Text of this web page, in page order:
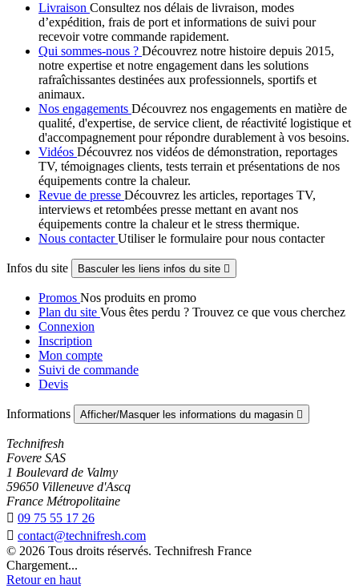
Livraison Consultez nos délais de livraison, modes
d’expédition, frais de port et informations de suivi pour
recevoir votre commande rapidement.
Qui sommes-nous ? Découvrez notre histoire depuis 2015,
notre expertise et notre engagement dans les solutions
rafraîchissantes destinées aux professionnels, sportifs et
animaux.
Nos engagements Découvrez nos engagements en matière de
qualité, d'expertise, de service client, de réactivité logistique et
d'accompagnement pour répondre durablement à vos besoins.
Vidéos Découvrez nos vidéos de démonstration, reportages
TV, témoignages clients, tests terrain et présentations de nos
équipements contre la chaleur.
Revue de presse Découvrez les articles, reportages TV,
interviews et retombées presse mettant en avant nos
équipements contre la chaleur et le stress thermique.
Nous contacterUtiliser le formulaire pour nous contacter
Infos du site Basculer les liens infos du site 
Promos Nos produits en promo
Plan du site Vous êtes perdu ? Trouvez ce que vous cherchez
Connexion
Inscription
Mon compte
Suivi de commande
Devis
Informations Afficher/Masquer les informations du magasin 
Technifresh
Fovere SAS
1 Boulevard de Valmy
59650 Villeneuve d'Ascq
France Métropolitaine
 09 75 55 17 26
 contact@technifresh.com
© 2026 Tous droits réservés. Technifresh France
Chargement...
Retour en haut